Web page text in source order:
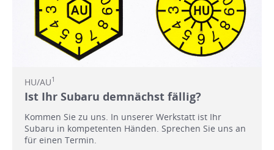
HU/AU1
Ist Ihr Subaru demnächst fällig?
Kommen Sie zu uns. In unserer Werkstatt ist Ihr
Subaru in kompetenten Händen. Sprechen Sie uns an
für einen Termin.